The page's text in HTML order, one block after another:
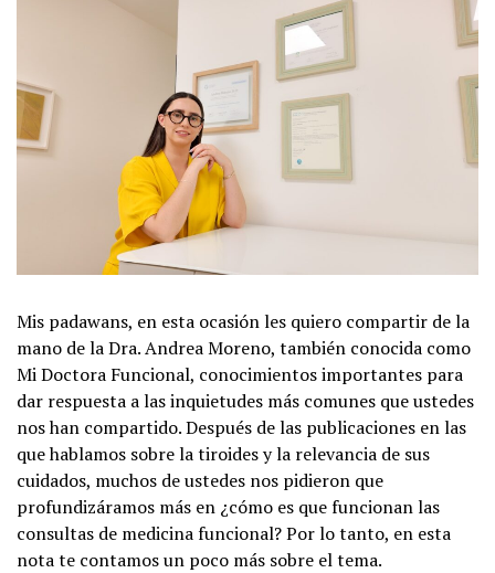
Mis padawans, en esta ocasión les quiero compartir de la
mano de la Dra. Andrea Moreno, también conocida como
Mi Doctora Funcional, conocimientos importantes para
dar respuesta a las inquietudes más comunes que ustedes
nos han compartido. Después de las publicaciones en las
que hablamos sobre la tiroides y la relevancia de sus
cuidados, muchos de ustedes nos pidieron que
profundizáramos más en ¿cómo es que funcionan las
consultas de medicina funcional? Por lo tanto, en esta
nota te contamos un poco más sobre el tema.